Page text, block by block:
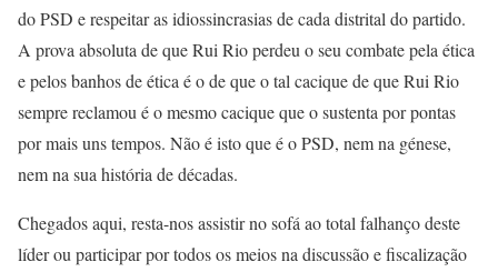
do PSD e respeitar as idiossincrasias de cada distrital do partido.
A prova absoluta de que Rui Rio perdeu o seu combate pela ética
e pelos banhos de ética é o de que o tal cacique de que Rui Rio
sempre reclamou é o mesmo cacique que o sustenta por pontas
por mais uns tempos. Não é isto que é o PSD, nem na génese,
nem na sua história de décadas.
Chegados aqui, resta-nos assistir no sofá ao total falhanço deste
líder ou participar por todos os meios na discussão e fiscalização